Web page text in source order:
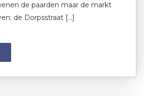
de paarden maar de markt
de Dorpsstraat […]